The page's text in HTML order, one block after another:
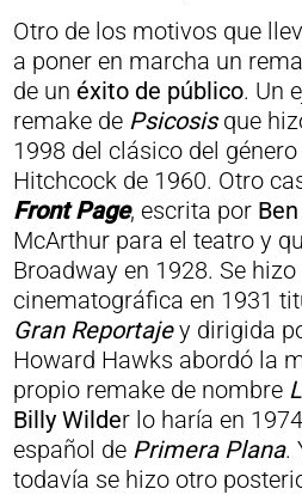
Otro de los motivos que
a poner en marcha un
de un éxito de público. Un
remake de Psicosis que
1998 del clásico del género
Hitchcock de 1960. Otro
Front Page, escrita por
McArthur para el teatro y
Broadway en 1928. Se
cinematográfica en 1931
Gran Reportajey dirigida
Howard Hawks abordó la
propio remake de nombre
Billy Wilder lo haría en
español de Primera Plana.
todavía se hizo otro